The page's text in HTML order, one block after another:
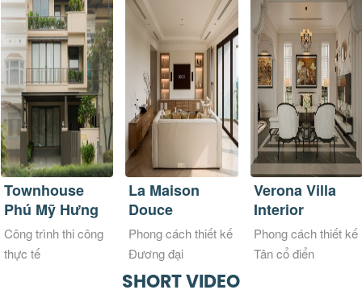
La Maison
Douce
Phong cách thiết kế
Đương đại
Verona Villa
Interior
Phong cách thiết kế
Tân cổ điển
(NeoClassical
Ricky Villa
Thiết kế biệt thự 3
tầng
SHORT VIDEO